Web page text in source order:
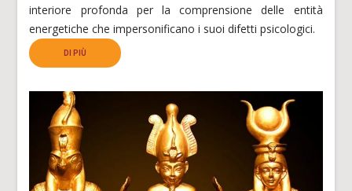
interiore profonda per la comprensione delle entità
energetiche che impersonificano i suoi difetti psicologici.
DI PIÙ